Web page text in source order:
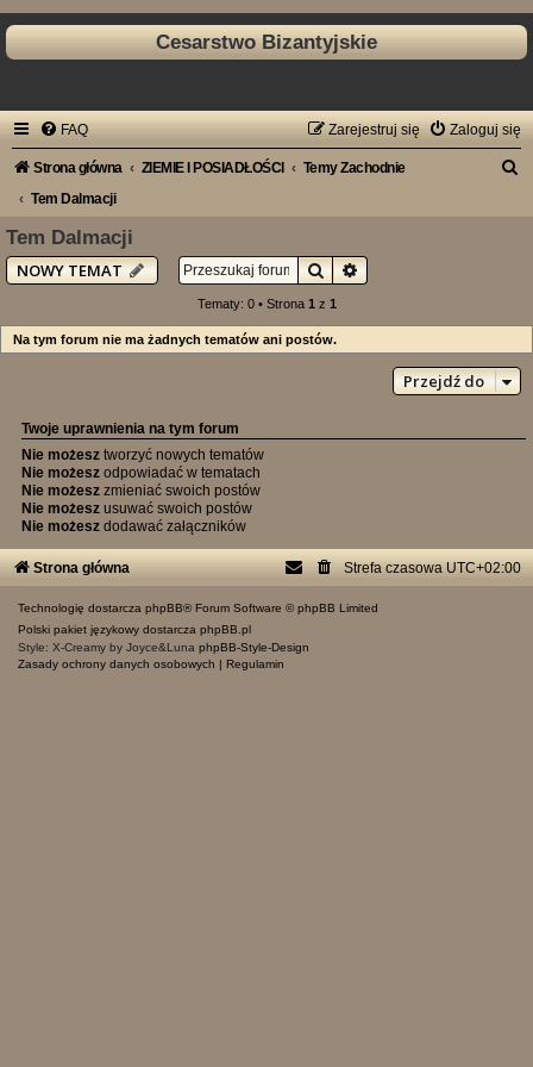
Cesarstwo Bizantyjskie
FAQ Zaloguj się
Zarejestruj się
Strona główna ZIEMIE I POSIADŁOŚCI
Temy Zachodnie
Tem Dalmacji
j
Tem Dalmacji
NOWY TEMAT
SzukajWyszukiwanie
Tematy: 0 • Strona 1 z 1
Na tym forum nie ma żadnych tematów ani postów.
Przejdź do
Twoje uprawnienia na tym forum
Nie możesz tworzyć nowych tematów
Nie możesz odpowiadać w tematach
Nie możesz zmieniać swoich postów
Nie możesz usuwać swoich postów
Nie możesz dodawać załączników
Strona główna Strefa czasowa UTC+02:00
Technologię dostarcza phpBB® Forum Software © phpBB Limited
Polski pakiet językowy dostarcza phpBB.pl
Style: X-Creamy by Joyce&Luna phpBB-Style-Design
Zasady ochrony danych osobowych | Regulamin